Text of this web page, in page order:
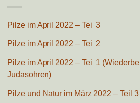
Pilze im April 2022 – Teil 3
Pilze im April 2022 – Teil 2
Pilze im April 2022 – Teil 1
Judasohren)
Pilze und Natur im März 2022 – Teil